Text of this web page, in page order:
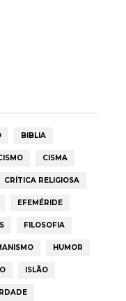
BIBLIA
CISMA
CRÍTICA RELIGIOSA
EFEMÉRIDE
FILOSOFIA
HUMOR
ISLÃO